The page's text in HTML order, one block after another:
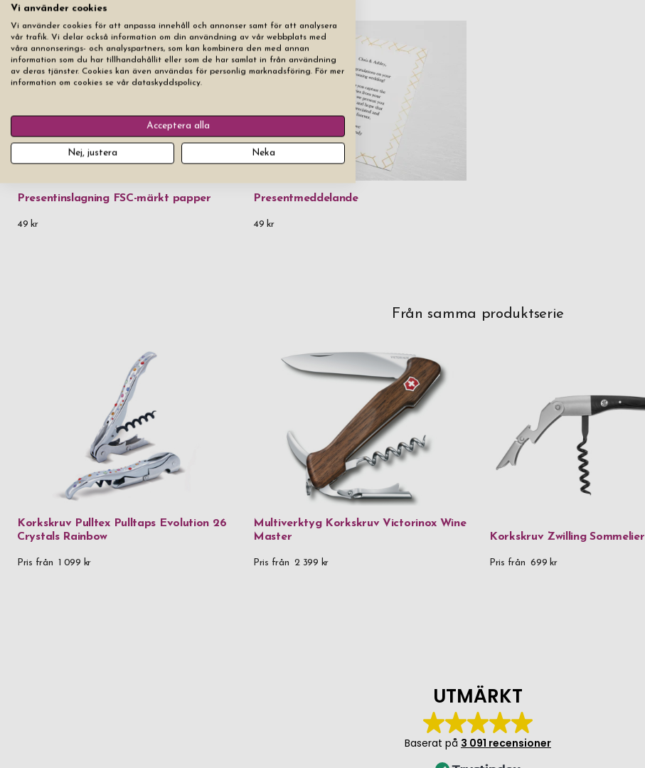
Presentinslagning FSC-märkt papper
49 kr
Presentmeddelande
49 kr
Från samma produktserie
Korkskruv Pulltex Pulltaps Evolution 26
Crystals Rainbow
Pris från 1 099 kr
Multiverktyg Korkskruv Victorinox Wine
Master
Pris från 2 399 kr
Korkskruv Zwilling Sommelier
Pris från 699 kr
Vi använder cookies
Vi använder cookies för att anpassa innehåll och annonser samt för att analysera
vår trafik. Vi delar också information om din användning av vår webbplats med
våra annonserings- och analyspartners, som kan kombinera den med annan
information som du har tillhandahållit eller som de har samlat in från användning
av deras tjänster. Cookies kan även användas för personlig marknadsföring. För mer
information om cookies se vår dataskyddspolicy.
Acceptera alla
Nej, justera Neka